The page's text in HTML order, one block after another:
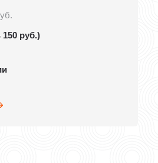
руб.)